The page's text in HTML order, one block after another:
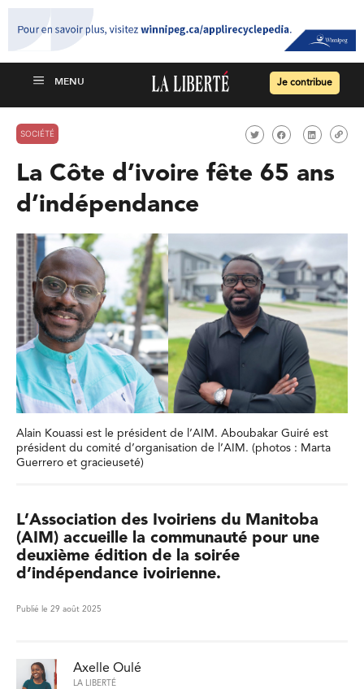
Je contribue
SOCIÉTÉ
La Côte d’ivoire fête 65 ans
d’indépendance
Alain Kouassi est le président de l’AIM. Aboubakar Guiré est
président du comité d’organisation de l’AIM. (photos : Marta
Guerrero et gracieuseté)
L’Association des Ivoiriens du Manitoba
(AIM) accueille la communauté pour une
deuxième édition de la soirée
d’indépendance ivoirienne.
Publié le 29 août 2025
Axelle Oulé
LA LIBERTÉ